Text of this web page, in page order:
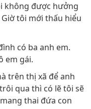
không được hưởng
tôi mới thấu hiểu
có ba anh em.
em gái.
trên thị xã để anh
qua thì có lẽ tôi sẽ
thai đứa con